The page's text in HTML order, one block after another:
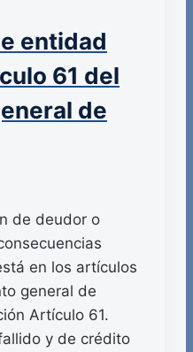
entidad
61 del
de
de deudor o
en los artículos
general de
Artículo 61.
y de crédito